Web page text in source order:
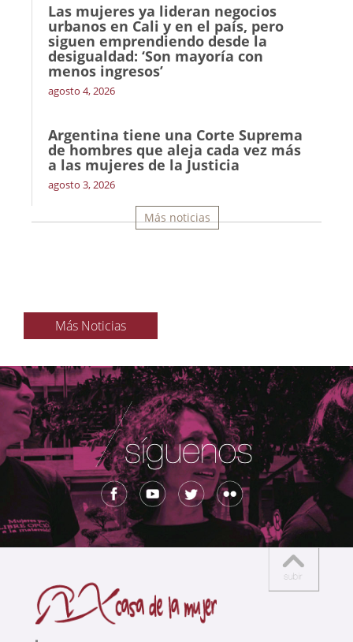
Las mujeres ya lideran negocios
urbanos en Cali y en el país, pero
siguen emprendiendo desde la
desigualdad: ‘Son mayoría con
menos ingresos’
agosto 4, 2026
Argentina tiene una Corte Suprema
de hombres que aleja cada vez más
a las mujeres de la Justicia
agosto 3, 2026
Más noticias
Más Noticias